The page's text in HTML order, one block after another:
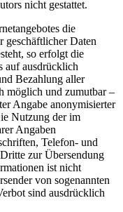
nicht gestattet.
die
geschäftlicher Daten
so erfolgt die
auf ausdrücklich
Bezahlung aller
möglich und zumutbar –
Angabe anonymisierter
Nutzung der im
Angaben
Telefon- und
zur Übersendung
ist nicht
von sogenannten
sind ausdrücklich